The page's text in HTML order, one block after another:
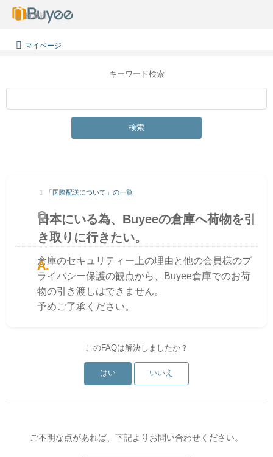
日本語
マイページ
キーワード検索
検索
「国際配送について」の一覧
日本にいる為、Buyeeの倉庫へ荷物を引
き取りに行きたい。
倉庫のセキュリティー上の理由と他の会員様のプ
ライバシー保護の観点から、Buyee倉庫でのお荷
物の引き渡しはできません。
予めご了承ください。
このFAQは解決しましたか？
はい いいえ
ご不明な点があれば、下記よりお問い合わせください。